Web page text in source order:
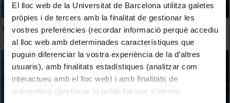
El lloc web de la Universitat de Barcelona utilitza galetes
pròpies i de tercers amb la finalitat de gestionar les
vostres preferències (recordar informació perquè accediu
al lloc web amb determinades característiques que
puguin diferenciar la vostra experiència de la d’altres
usuaris), amb finalitats estadístiques (analitzar com
interactueu amb el lloc web) i amb finalitats de
màrqueting (gestionar la publicitat que s’ofereix
Transcriptomics Platform
30 July, 2011